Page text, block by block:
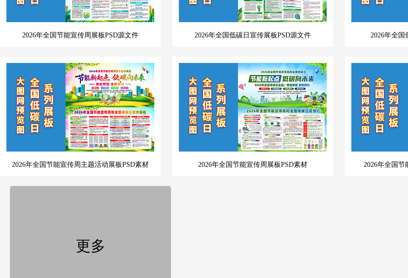
2026年全国节能宣传周展板PSD源文件 2026年全国低碳日宣传展板PSD源文件 2026年全国
2026年全国节能宣传周主题活动展板PSD素材 2026年全国节能宣传周展板PSD素材 2026年全国节